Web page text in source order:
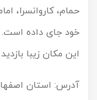
حمام، کاروانسرا،
خود جای داده است.
این مکان زیبا
آدرس: استان